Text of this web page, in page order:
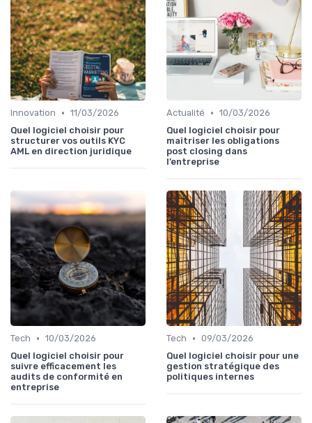
Innovation • 11/03/2026
Quel logiciel choisir pour
structurer vos outils KYC
AML en direction juridique
Actualité • 10/03/2026
Quel logiciel choisir pour
maîtriser les obligations
post closing dans
l’entreprise
Tech • 10/03/2026
Quel logiciel choisir pour
suivre efficacement les
audits de conformité en
entreprise
Tech • 09/03/2026
Quel logiciel choisir pour une
gestion stratégique des
politiques internes